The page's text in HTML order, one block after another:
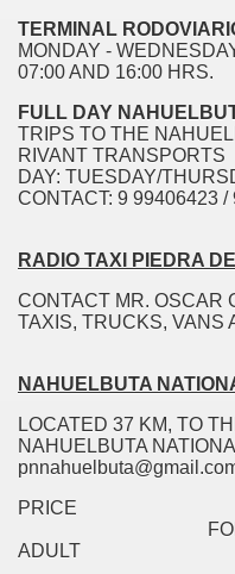
TERMINAL
MONDAY -
07:00 AND 16:00 HRS.
FULL DAY
TRIPS TO THE
RIVANT TRANSPORTS
DAY: TUESDAY/
CONTACT: 9 99406423 /
RADIO TAXI PIEDRA
CONTACT MR. OSCAR
TAXIS, TRUCKS, VANS
NAHUELBUTA
LOCATED 37 KM, TO
NAHUELBUTA
PRICE
DE TENNIS